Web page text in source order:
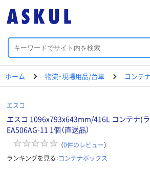
ホーム 物流・現場用品/台車 コンテナ
エスコ
エスコ 1096x793x643mm/416L コンテナ(
EA506AG-11 1個（直送品）
（0件のレビュー）
ランキングを見る：コンテナボックス